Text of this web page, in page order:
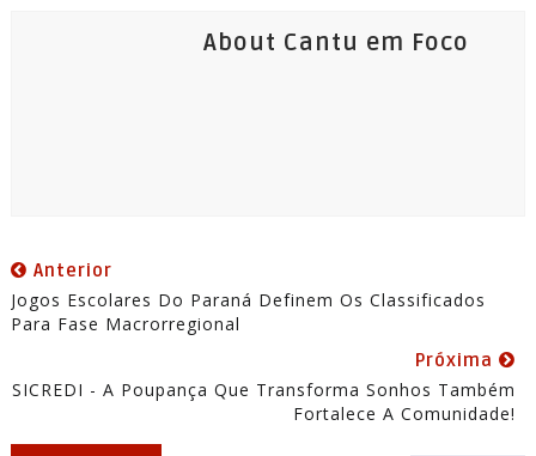
About Cantu em Foco
Anterior
Jogos Escolares Do Paraná Definem Os Classificados
Para Fase Macrorregional
Próxima
SICREDI - A Poupança Que Transforma Sonhos Também
Fortalece A Comunidade!